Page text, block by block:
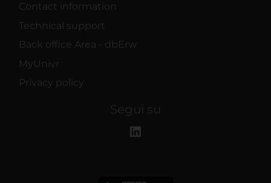
Contact information
Technical support
Back office Area - dbErw
MyUnivr
Privacy policy
Segui su